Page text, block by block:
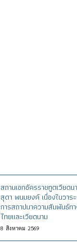
สถานเอกอัครราชทูตเวีย
สุดา พนมยงค์ เนื่องในวา
การสถาปนาความสัมพันธ์ท
ไทยและเวียดนาม
8 สิงหาคม 2569